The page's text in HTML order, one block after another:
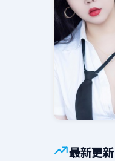
最新更新